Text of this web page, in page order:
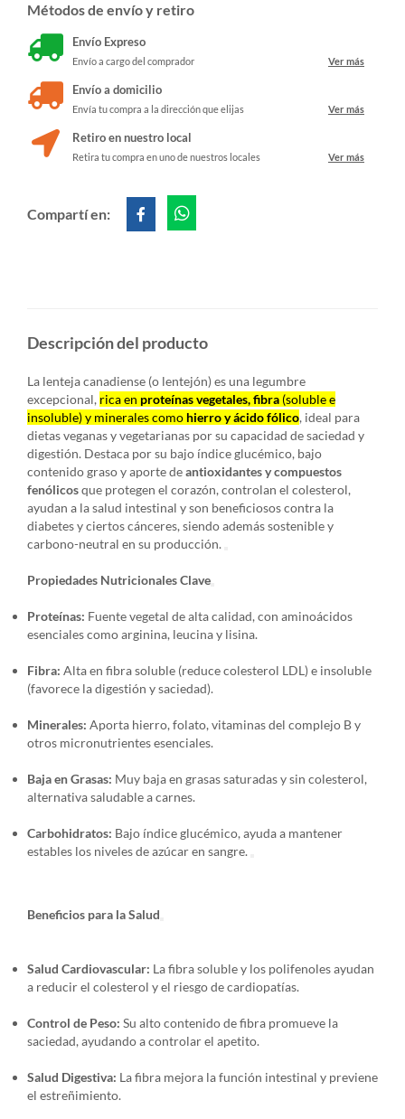
Métodos de envío y retiro
Envío Expreso
Envío a cargo del comprador Ver más
Envío a domicilio
Envía tu compra a la dirección que elijas Ver más
Retiro en nuestro local
Retira tu compra en uno de nuestros locales Ver más
Compartí en:
Descripción del producto
La lenteja canadiense (o lentejón) es una legumbre
excepcional, rica en proteínas vegetales, fibra (soluble e
insoluble) y minerales como hierroyácido fólico, ideal para
dietas veganas y vegetarianas por su capacidad de saciedad y
digestión. Destaca por su bajo índice glucémico, bajo
contenido graso y aporte deantioxidantes y compuestos
fenólicosque protegen el corazón, controlan el colesterol,
ayudan a la salud intestinal y son beneficiosos contra la
diabetes y ciertos cánceres, siendo además sostenible y
carbono-neutral en su producción.
Propiedades Nutricionales Clave
Proteínas: Fuente vegetal de alta calidad, con aminoácidos
esenciales como arginina, leucina y lisina.
Fibra: Alta en fibra soluble (reduce colesterol LDL) e insoluble
(favorece la digestión y saciedad).
Minerales: Aporta hierro, folato, vitaminas del complejo B y
otros micronutrientes esenciales.
Baja en Grasas: Muy baja en grasas saturadas y sin colesterol,
alternativa saludable a carnes.
Carbohidratos: Bajo índice glucémico, ayuda a mantener
estables los niveles de azúcar en sangre.
Beneficios para la Salud
Salud Cardiovascular: La fibra soluble y los polifenoles ayudan
a reducir el colesterol y el riesgo de cardiopatías.
Control de Peso: Su alto contenido de fibra promueve la
saciedad, ayudando a controlar el apetito.
Salud Digestiva: La fibra mejora la función intestinal y previene
el estreñimiento.